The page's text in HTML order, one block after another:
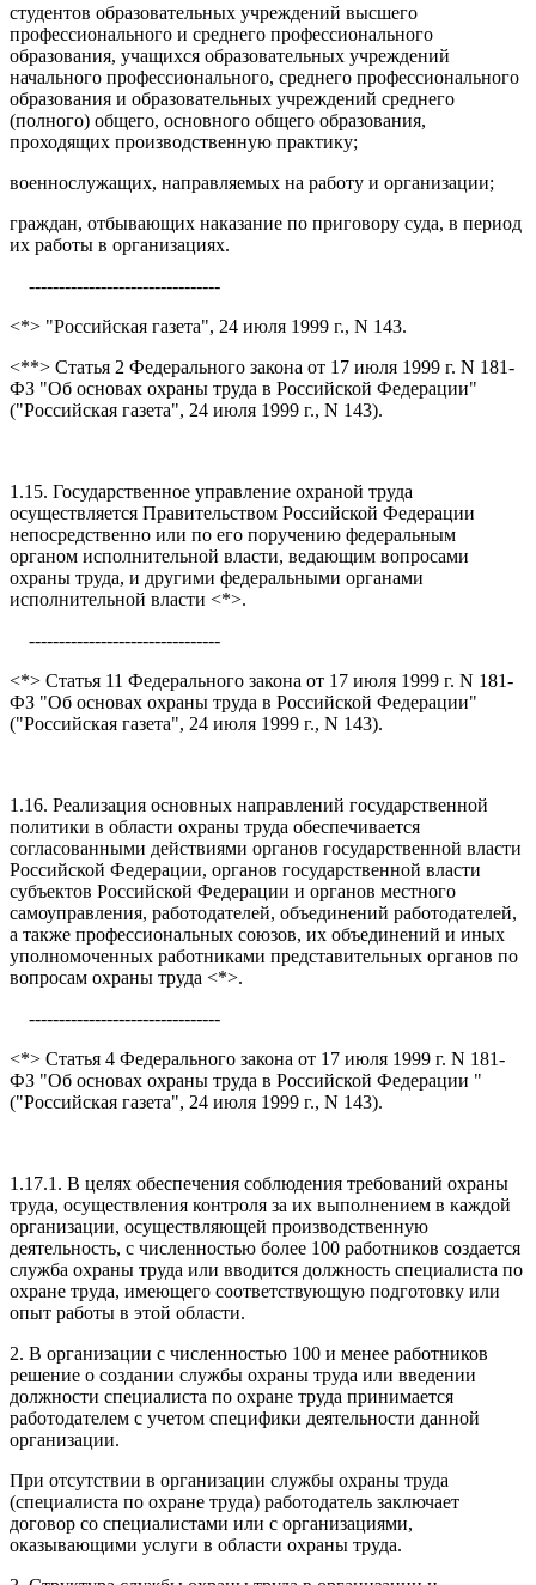
студентов образовательных учреждений высшего
профессионального и среднего профессионального
образования, учащихся образовательных учреждений
начального профессионального, среднего профессионального
образования и образовательных учреждений среднего
(полного) общего, основного общего образования,
проходящих производственную практику;
военнослужащих, направляемых на работу и организации;
граждан, отбывающих наказание по приговору суда, в период
их работы в организациях.
--------------------------------
<*> "Российская газета", 24 июля 1999 г., N 143.
<**> Статья 2 Федерального закона от 17 июля 1999 г. N 181-
ФЗ "Об основах охраны труда в Российской Федерации"
("Российская газета", 24 июля 1999 г., N 143).
1.15. Государственное управление охраной труда
осуществляется Правительством Российской Федерации
непосредственно или по его поручению федеральным
органом исполнительной власти, ведающим вопросами
охраны труда, и другими федеральными органами
исполнительной власти <*>.
--------------------------------
<*> Статья 11 Федерального закона от 17 июля 1999 г. N 181-
ФЗ "Об основах охраны труда в Российской Федерации"
("Российская газета", 24 июля 1999 г., N 143).
1.16. Реализация основных направлений государственной
политики в области охраны труда обеспечивается
согласованными действиями органов государственной власти
Российской Федерации, органов государственной власти
субъектов Российской Федерации и органов местного
самоуправления, работодателей, объединений работодателей,
а также профессиональных союзов, их объединений и иных
уполномоченных работниками представительных органов по
вопросам охраны труда <*>.
--------------------------------
<*> Статья 4 Федерального закона от 17 июля 1999 г. N 181-
ФЗ "Об основах охраны труда в Российской Федерации "
("Российская газета", 24 июля 1999 г., N 143).
1.17.1. В целях обеспечения соблюдения требований охраны
труда, осуществления контроля за их выполнением в каждой
организации, осуществляющей производственную
деятельность, с численностью более 100 работников создается
служба охраны труда или вводится должность специалиста по
охране труда, имеющего соответствующую подготовку или
опыт работы в этой области.
2. В организации с численностью 100 и менее работников
решение о создании службы охраны труда или введении
должности специалиста по охране труда принимается
работодателем с учетом специфики деятельности данной
организации.
При отсутствии в организации службы охраны труда
(специалиста по охране труда) работодатель заключает
договор со специалистами или с организациями,
оказывающими услуги в области охраны труда.